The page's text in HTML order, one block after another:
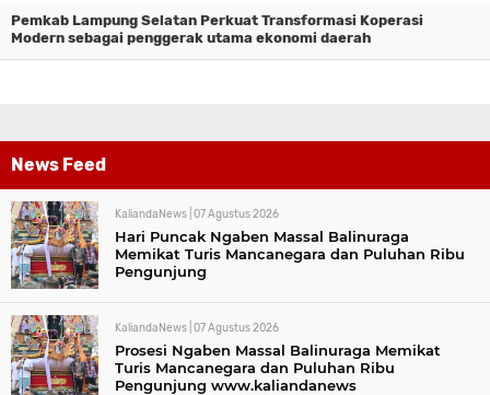
Pemkab Lampung Selatan Perkuat Transformasi Koperasi
Modern sebagai penggerak utama ekonomi daerah
News Feed
KaliandaNews | 07 Agustus 2026
Hari Puncak Ngaben Massal Balinuraga
Memikat Turis Mancanegara dan Puluhan Ribu
Pengunjung
KaliandaNews | 07 Agustus 2026
Prosesi Ngaben Massal Balinuraga Memikat
Turis Mancanegara dan Puluhan Ribu
Pengunjung www.kaliandanews